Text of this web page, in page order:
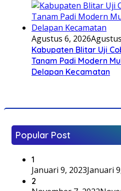
Agustus 6, 2026
Kabupaten Blitar Uji
Tanam Padi Modern
Delapan Kecamatan
Popular Post
1
Januari 9, 2023Januari
2